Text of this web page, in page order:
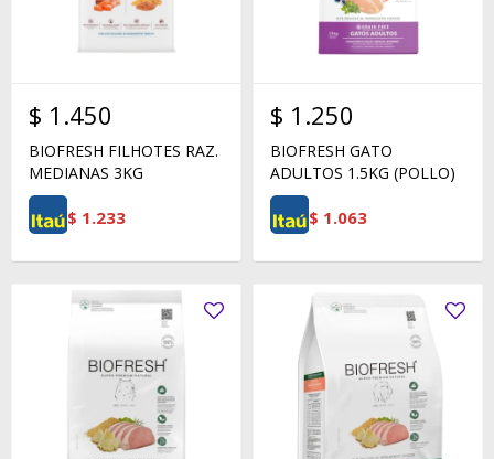
$ 1.450
BIOFRESH FILHOTES RAZ.
MEDIANAS 3KG
$ 1.233
$ 1.250
BIOFRESH GATO
ADULTOS 1.5KG (POLLO)
$ 1.063